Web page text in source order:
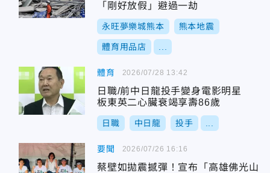
「剛好放假」避過一劫
永旺夢樂城熊本 熊本地震
體育用品店
體育
日職/前中日龍投手變身電影明星
板東英二心臟衰竭享壽86歲
日職 中日龍 投手
2026/07/28 13:42
要聞
蔡壁如拋震撼彈！宣布「高雄佛光山
2026/07/26 16:16